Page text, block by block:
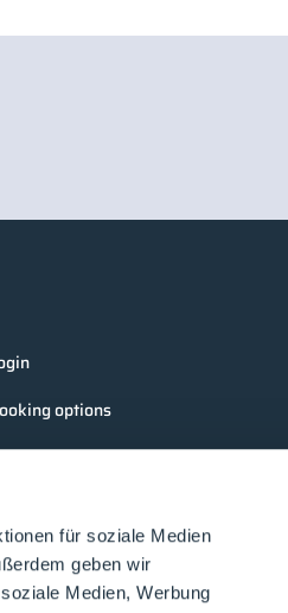
für soziale Medien
geben wir
Medien, Werbung
options
formats